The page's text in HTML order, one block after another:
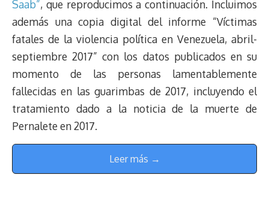
Saab”, que reproducimos a continuación. Incluimos
además una copia digital del informe “Víctimas
fatales de la violencia política en Venezuela, abril-
septiembre 2017” con los datos publicados en su
momento de las personas lamentablemente
fallecidas en las guarimbas de 2017, incluyendo el
tratamiento dado a la noticia de la muerte de
Pernalete en 2017.
Leer más →